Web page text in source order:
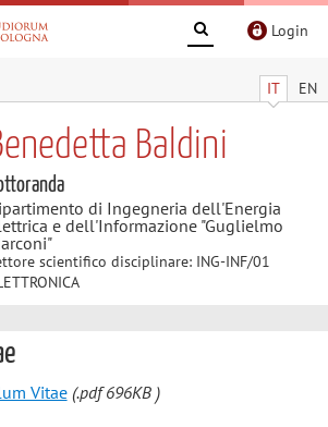
Login
IT EN
Baldini
di Ingegneria dell'Energia
e dell'Informazione "Guglielmo
scientifico disciplinare: ING-INF/01
Vitae(.pdf 696KB )